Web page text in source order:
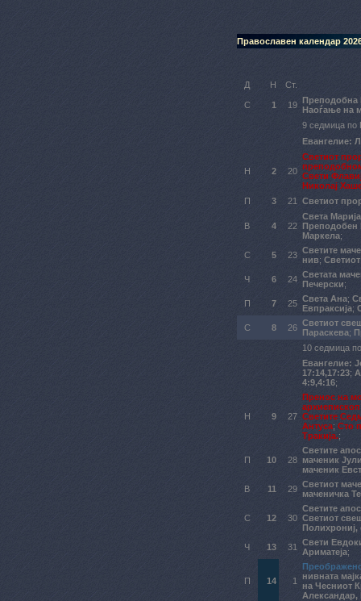
Православен календар
Д Н Ст.
С 1 19 Преподобна
Наоѓање на
9 седмица по
Евангелие:
Н 2 20
Светиот
Свети
Николај
П
3 21 Светиот
В 4 22
Света
Преподобен
Маркела;
С
5 23 Светите
нив;
Ч
6 24 Светата
Печерски;
П
7 25 Света Ана;
Евпраксија;
С
8 26 Светиот
Параскева;
10 седмица
Евангелие:
17:14,17:23;
4:9,4:16;
Н 9 27
Пренос на
Светите
Антуса; Сто
Тракија.;
П 10 28
Светите
маченик
маченик
В
11 29 Светиот
маченичка
С 12 30
Светите
Светиот
Полихрониј,
Ч
13 31
Свети
Ариматеја;
П 14 1
нивната
на Чесниот
Александар,